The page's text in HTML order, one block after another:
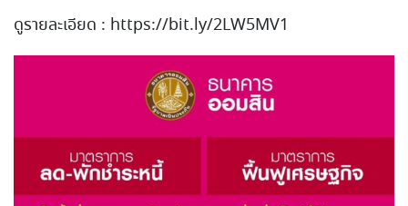
ดูรายละเอียด : https://bit.ly/2LW5MV1